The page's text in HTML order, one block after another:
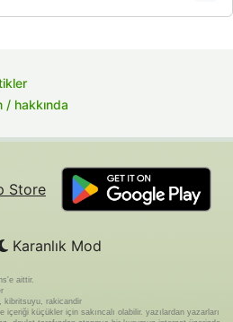
/ hakkında
Karanlık Mod
aittir.
kibritsuyu, rakicandir
içeriği küçükler için sakıncalı olabilir. yazılardan yazarları